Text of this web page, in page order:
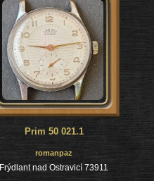
Prim 50 021.1
romanpaz
Frýdlant nad Ostravicí 73911